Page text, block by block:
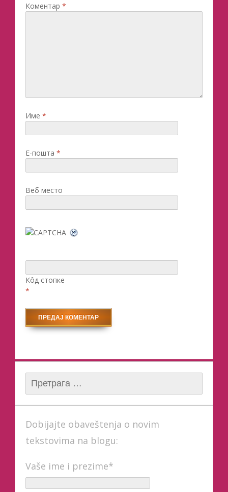
Коментар *
Име *
Е-пошта *
Веб место
Кôд стопке
*
Претрага за:
Dobijajte obaveštenja o novim
tekstovima na blogu:
Vaše ime i prezime*